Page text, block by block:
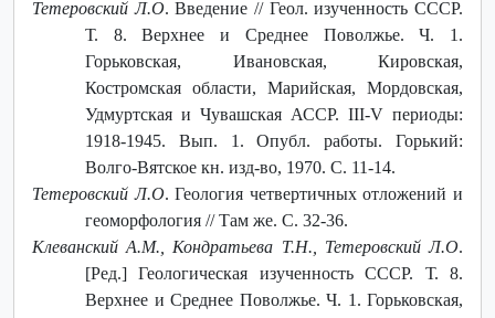
Тетеровский Л.О. Введение // Геол. изученность СССР.
Т. 8. Верхнее и Среднее Поволжье. Ч. 1.
Горьковская, Ивановская, Кировская,
Костромская области, Марийская, Мордовская,
Удмуртская и Чувашская АССР. III-V периоды:
1918-1945. Вып. 1. Опубл. работы. Горький:
Волго-Вятское кн. изд-во, 1970. С. 11-14.
Тетеровский Л.О. Геология четвертичных отложений и
геоморфология // Там же. С. 32-36.
Клеванский А.М., Кондратьева Т.Н., Тетеровский Л.О.
[Ред.] Геологическая изученность СССР. Т. 8.
Верхнее и Среднее Поволжье. Ч. 1. Горьковская,